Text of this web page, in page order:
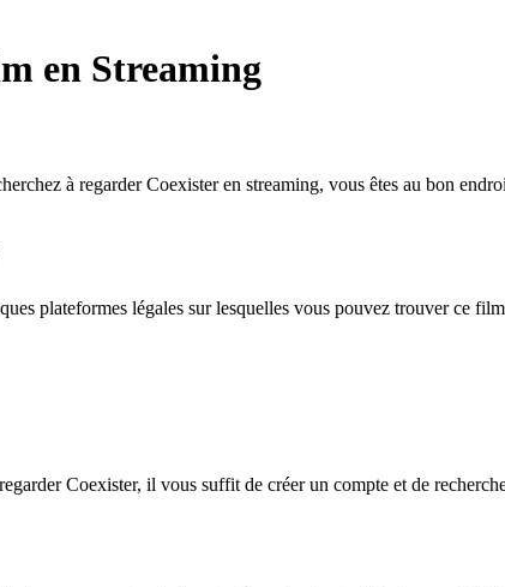
en Streaming
à regarder Coexister en streaming, vous êtes au bon
plateformes légales sur lesquelles vous pouvez trouver ce
Coexister, il vous suffit de créer un compte et de